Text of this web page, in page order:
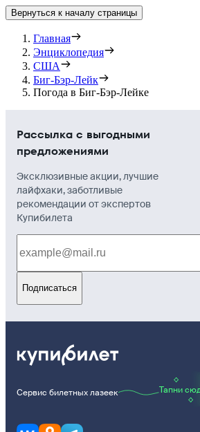
Вернуться к началу страницы
Главная
Энциклопедия
США
Биг-Бэр-Лейк
Погода в Биг-Бэр-Лейке
Рассылка с выгодными
предложениями
Эксклюзивные акции, лучшие
лайфхаки, заботливые
рекомендации от экспертов
Купибилета
Подписаться
Сервис билетных лазеек Тапни